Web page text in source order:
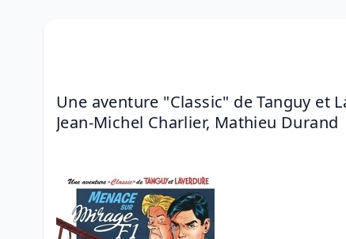
Une aventure "Classic" de Tanguy et
Jean-Michel Charlier, Mathieu Durand